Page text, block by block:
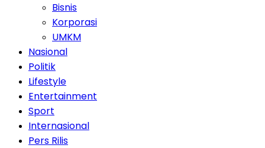
Bisnis
Korporasi
UMKM
Nasional
Politik
Lifestyle
Entertainment
Sport
Internasional
Pers Rilis